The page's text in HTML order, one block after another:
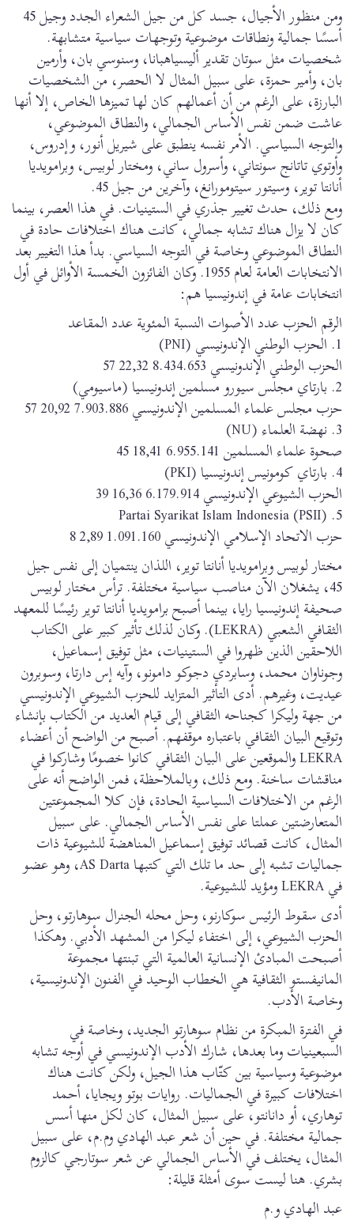
ومن منظور الأجيال، جسد كل من جيل الشعراء الجدد وجيل 45
أسسًا جمالية ونطاقات موضوعية وتوجهات سياسية متشابهة.
شخصيات مثل سوتان تقدير أليسياهبانا، وسنوسي بان، وأرمين
بان، وأمير حمزة، على سبيل المثال لا الحصر، من الشخصيات
البارزة، على الرغم من أن أعمالهم كان لها تميزها الخاص، إلا أنها
عاشت ضمن نفس الأساس الجمالي، والنطاق الموضوعي،
والتوجه السياسي. الأمر نفسه ينطبق على شيريل أنور، وإدروس،
وأوتوي تاتانج سونتاني، وأسرول ساني، ومختار لوبيس، وبرامويديا
أنانتا توير، وسيتور سيتومورانغ، وآخرين من جيل 45.
ومع ذلك، حدث تغيير جذري في الستينيات. في هذا العصر، بينما
كان لا يزال هناك تشابه جمالي، كانت هناك اختلافات حادة في
النطاق الموضوعي وخاصة في التوجه السياسي. بدأ هذا التغيير بعد
الانتخابات العامة لعام 1955. وكان الفائزون الخمسة الأوائل في أول
انتخابات عامة في إندونيسيا هم:
الرقمالحزب عدد الأصوات النسبة المئوية عدد المقاعد
1. الحزب الوطني الإندونيسي (PNI)
الحزب الوطني الإندونيسي 8.434.653 22,32 57
2. بارتاي مجلس سيورو مسلمين إندونيسيا (ماسيومي)
حزب مجلس علماء المسلمين الإندونيسي 7.903.886 20,92 57
3. نهضة العلماء (NU)
صحوة علماء المسلمين 6.955.141 18,41 45
4. بارتاي كومونيس إندونيسيا (PKI)
الحزب الشيوعي الإندونيسي 6.179.914 16,36 39
5. Partai Syarikat Islam Indonesia (PSII)
حزب الاتحاد الإسلامي الإندونيسي 1.091.160 2,89 8
مختار لوبيس وبرامويديا أنانتا توير، اللذان ينتميان إلى نفس جيل
45، يشغلان الآن مناصب سياسية مختلفة. ترأس مختار لوبيس
صحيفة إندونيسيا رايا، بينما أصبح برامويديا أنانتا توير رئيسًا للمعهد
الثقافي الشعبي (LEKRA). وكان لذلك تأثير كبير على الكتاب
اللاحقين الذين ظهروا في الستينيات، مثل توفيق إسماعيل،
وجوناوان محمد، وسابردي دجوكو دامونو، وآيه إس دارتا، وسوبرون
عيديت، وغيرهم. أدى التأثير المتزايد للحزب الشيوعي الإندونيسي
من جهة وليكرا كجناحه الثقافي إلى قيام العديد من الكتاب بإنشاء
وتوقيع البيان الثقافي باعتباره موقفهم. أصبح من الواضح أن أعضاء
LEKRA والموقعين على البيان الثقافي كانوا خصومًا وشاركوا في
مناقشات ساخنة. ومع ذلك، وبالملاحظة، فمن الواضح أنه على
الرغم من الاختلافات السياسية الحادة، فإن كلا المجموعتين
المتعارضتين عملتا على نفس الأساس الجمالي. على سبيل
المثال، كانت قصائد توفيق إسماعيل المناهضة للشيوعية ذات
جماليات تشبه إلى حد ما تلك التي كتبها AS Darta، وهو عضو
في LEKRA ومؤيد للشيوعية.
أدى سقوط الرئيس سوكارنو، وحل محله الجنرال سوهارتو، وحل
الحزب الشيوعي، إلى اختفاء ليكرا من المشهد الأدبي. وهكذا
أصبحت المبادئ الإنسانية العالمية التي تبنتها مجموعة
المانيفستو الثقافية هي الخطاب الوحيد في الفنون الإندونيسية،
وخاصة الأدب.
في الفترة المبكرة من نظام سوهارتو الجديد، وخاصة في
السبعينيات وما بعدها، شارك الأدب الإندونيسي في أوجه تشابه
موضوعية وسياسية بين كتّاب هذا الجيل، ولكن كانت هناك
اختلافات كبيرة في الجماليات. روايات بوتو ويجايا، أحمد
توهاري، أو دانانتو، على سبيل المثال، كان لكل منها أسس
جمالية مختلفة. في حين أن شعر عبد الهادي وم.م، على سبيل
المثال، يختلف في الأساس الجمالي عن شعر سوتارجي كالزوم
بشري. هنا ليست سوى أمثلة قليلة:
عبد الهادي و.م